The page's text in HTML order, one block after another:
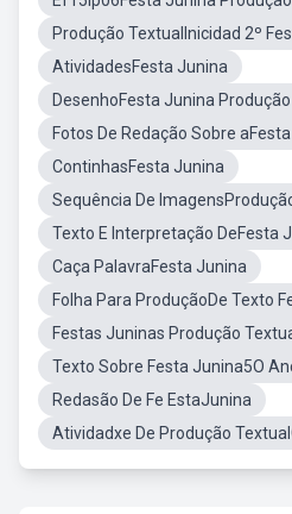
Produção TextualInicidad 2º
AtividadesFesta Junina
DesenhoFesta Junina Produção
Fotos De Redação Sobre
ContinhasFesta Junina
Sequência De
Texto E Interpretação DeFesta
Caça PalavraFesta Junina
Folha Para ProduçãoDe Texto
Festas Juninas Produção
Texto Sobre Festa Junina5O
Redasão De Fe EstaJunina
Atividadxe De Produção